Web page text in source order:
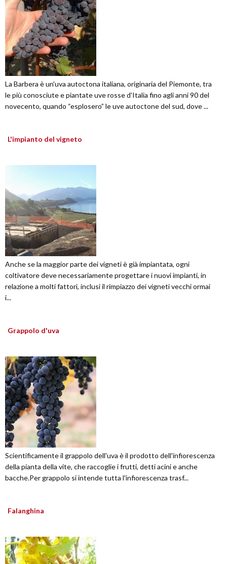
La Barbera è un'uva autoctona italiana, originaria del Piemonte, tra
le più conosciute e piantate uve rosse d'Italia fino agli anni 90 del
novecento, quando “esplosero” le uve autoctone del sud, dove ...
L'impianto del vigneto
Anche se la maggior parte dei vigneti è già impiantata, ogni
coltivatore deve necessariamente progettare i nuovi impianti, in
relazione a molti fattori, inclusi il rimpiazzo dei vigneti vecchi ormai
i...
Grappolo d'uva
Scientificamente il grappolo dell'uva è il prodotto dell'infiorescenza
della pianta della vite, che raccoglie i frutti, detti acini e anche
bacche.Per grappolo si intende tutta l'infiorescenza trasf...
Falanghina